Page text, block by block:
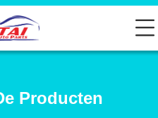
Producten